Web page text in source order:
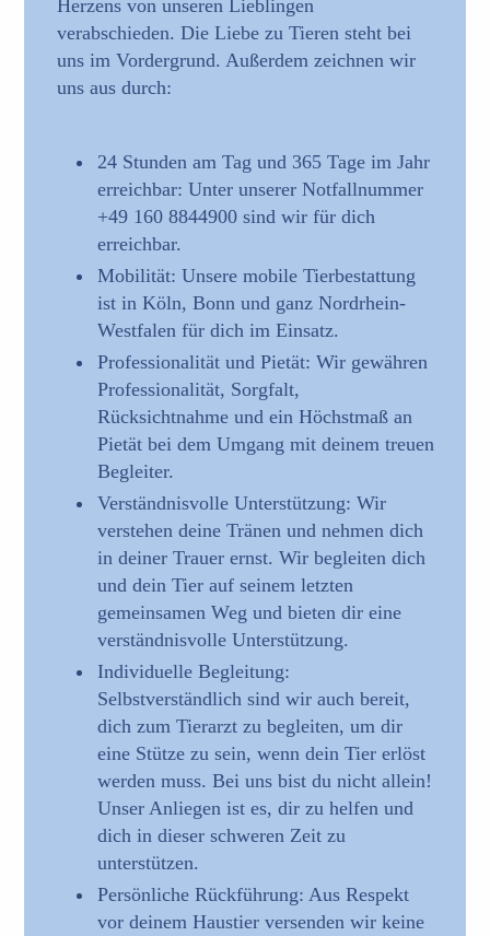
Herzens von unseren Lieblingen
verabschieden. Die Liebe zu Tieren steht bei
uns im Vordergrund. Außerdem zeichnen wir
uns aus durch:
24 Stunden am Tag und 365 Tage im Jahr
erreichbar: Unter unserer Notfallnummer
+49 160 8844900 sind wir für dich
erreichbar.
Mobilität: Unsere mobile Tierbestattung
ist in Köln, Bonn und ganz Nordrhein-
Westfalen für dich im Einsatz.
Professionalität und Pietät: Wir gewähren
Professionalität, Sorgfalt,
Rücksichtnahme und ein Höchstmaß an
Pietät bei dem Umgang mit deinem treuen
Begleiter.
Verständnisvolle Unterstützung: Wir
verstehen deine Tränen und nehmen dich
in deiner Trauer ernst. Wir begleiten dich
und dein Tier auf seinem letzten
gemeinsamen Weg und bieten dir eine
verständnisvolle Unterstützung.
Individuelle Begleitung:
Selbstverständlich sind wir auch bereit,
dich zum Tierarzt zu begleiten, um dir
eine Stütze zu sein, wenn dein Tier erlöst
werden muss. Bei uns bist du nicht allein!
Unser Anliegen ist es, dir zu helfen und
dich in dieser schweren Zeit zu
unterstützen.
Persönliche Rückführung: Aus Respekt
vor deinem Haustier versenden wir keine